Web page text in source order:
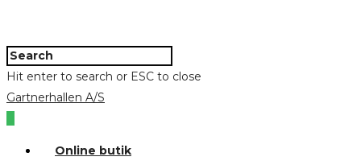
Hit enter to search or ESC to close
Gartnerhallen A/S
Online butik